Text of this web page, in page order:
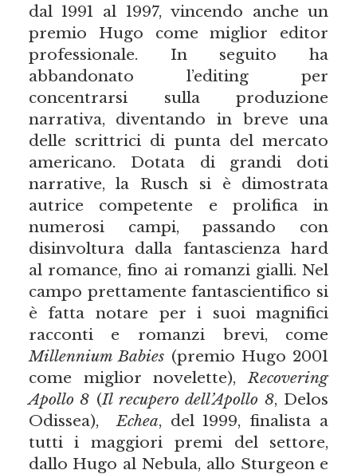
dal 1991 al 1997, vincendo anche un
premio Hugo come miglior editor
professionale. In seguito ha
abbandonato l’editing per
concentrarsi sulla produzione
narrativa, diventando in breve una
delle scrittrici di punta del mercato
americano. Dotata di grandi doti
narrative, la Rusch si è dimostrata
autrice competente e prolifica in
numerosi campi, passando con
disinvoltura dalla fantascienza hard
al romance, fino ai romanzi gialli. Nel
campo prettamente fantascientifico si
è fatta notare per i suoi magnifici
racconti e romanzi brevi, come
Millennium Babies (premio Hugo 2001
come miglior novelette),Recovering
Apollo 8 (Il recupero dell’Apollo 8, Delos
Odissea),Echea, del 1999, finalista a
tutti i maggiori premi del settore,
dallo Hugo al Nebula, allo Sturgeon e